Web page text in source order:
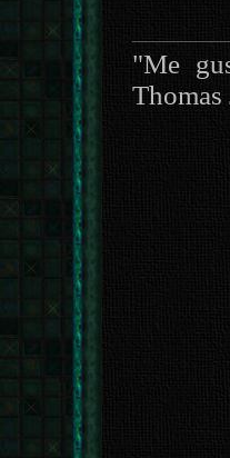
"Me
Thomas